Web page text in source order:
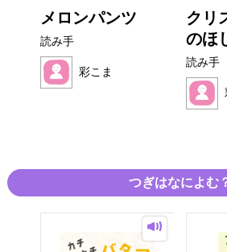
メロンパンツ
読み手
彩こま
クリ
のほ
読み手
つぎはなによむ